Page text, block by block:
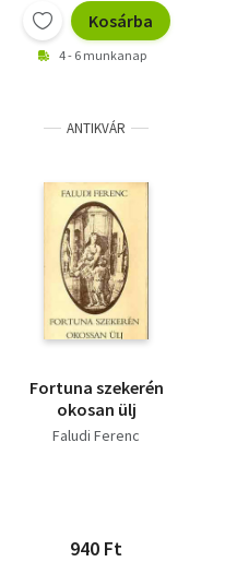
Kosárba
4 - 6 munkanap
ANTIKVÁR
Fortuna szekerén
okosan ülj
Faludi Ferenc
940 Ft